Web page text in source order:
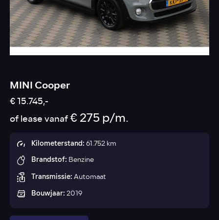
MINI Cooper
€ 15.745,-
of lease vanaf€ 275 p/m.
Kilometerstand:61.752 km
Brandstof: Benzine
Transmissie:Automaat
Bouwjaar:2019